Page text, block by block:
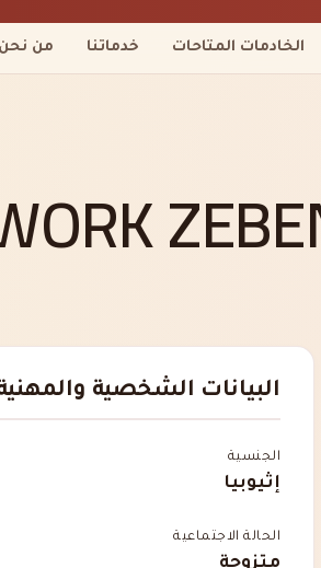
الخادمات المتاحات خدماتنا من نحن
البيانات الشخصية
الجنسية
إثيوبيا
الحالة الاجتماعية
متزوجة